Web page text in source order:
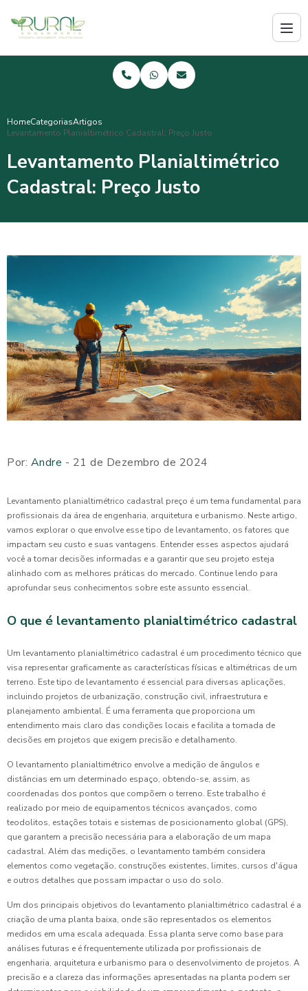
HomeCategoriasArtigos
Levantamento Planialtimétrico Cadastral: Preço Justo
Levantamento Planialtimétrico
Cadastral: Preço Justo
Por: Andre - 21 de Dezembro de 2024
Levantamento planialtimétrico cadastral preço é um tema fundamental para
profissionais da área de engenharia, arquitetura e urbanismo. Neste artigo,
vamos explorar o que envolve esse tipo de levantamento, os fatores que
impactam seu custo e suas vantagens. Entender esses aspectos ajudará
você a tomar decisões informadas e a garantir que seu projeto esteja
alinhado com as melhores práticas do mercado. Continue lendo para
aprofundar seus conhecimentos sobre este assunto essencial.
O que é levantamento planialtimétrico cadastral
Um levantamento planialtimétrico cadastral é um procedimento técnico que
visa representar graficamente as características físicas e altimétricas de um
terreno. Este tipo de levantamento é essencial para diversas aplicações,
incluindo projetos de urbanização, construção civil, infraestrutura e
planejamento ambiental. É uma ferramenta que proporciona um
entendimento mais claro das condições locais e facilita a tomada de
decisões em projetos que exigem precisão e detalhamento.
O levantamento planialtimétrico envolve a medição de ângulos e
distâncias em um determinado espaço, obtendo-se, assim, as
coordenadas dos pontos que compõem o terreno. Este trabalho é
realizado por meio de equipamentos técnicos avançados, como
teodolitos, estações totais e sistemas de posicionamento global (GPS),
que garantem a precisão necessária para a elaboração de um mapa
cadastral. Além das medições, o levantamento também considera
elementos como vegetação, construções existentes, limites, cursos d'água
e outros detalhes que possam impactar o uso do solo.
Um dos principais objetivos do levantamento planialtimétrico cadastral é a
criação de uma planta baixa, onde são representados os elementos
medidos em uma escala adequada. Essa planta serve como base para
análises futuras e é frequentemente utilizada por profissionais de
engenharia, arquitetura e urbanismo para o desenvolvimento de projetos. A
precisão e a clareza das informações apresentadas na planta podem ser